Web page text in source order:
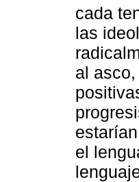
cada
las
al
el